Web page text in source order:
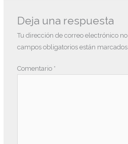
Deja una respuesta
Tu dirección de correo electrónico
campos obligatorios están
Comentario *